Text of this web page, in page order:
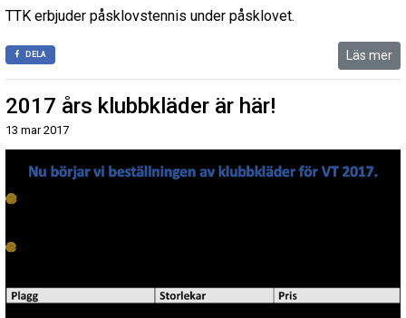
TTK erbjuder påsklovstennis under påsklovet.
DELA Läs mer
2017 års klubbkläder är här!
13 mar 2017